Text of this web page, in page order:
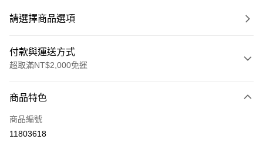
/
0:59
請選擇商品選項
付款與運送方式
超取滿NT$2,000免運
信用卡一次付款
超商取貨付款
商品特色
商品編號
11803618